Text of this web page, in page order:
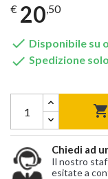
€ 20,50
 Disponibile su
 Spedizione

Chiedi ad
Il nostro
esitate a